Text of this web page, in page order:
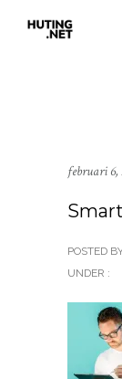
februari 6,
POSTED
UNDER :